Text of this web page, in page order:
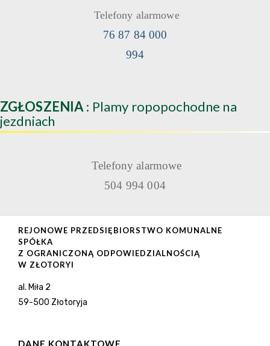
Telefony alarmowe
76 87 84 000
994
ZGŁOSZENIA : Plamy ropopochodne na
jezdniach
Telefony alarmowe
504 994 004
REJONOWE PRZEDSIĘBIORSTWO KOMUNALNE
SPÓŁKA
Z OGRANICZONĄ ODPOWIEDZIALNOŚCIĄ
W ZŁOTORYI
al. Miła 2
59-500 Złotoryja
DANE KONTAKTOWE